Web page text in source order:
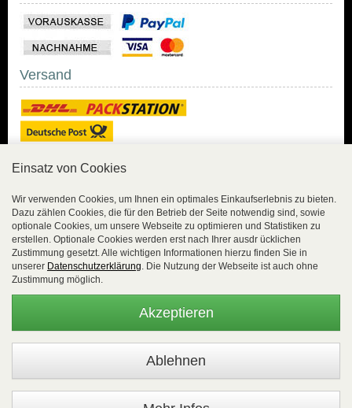
Versand
Sicher Einkaufen mit
Trusted Shops und
Geld-zurück-Garantie.
lückenlos verschlüsselt
übertragen.
Die Shop-Server sind PCI-zertifiziert.
+49 (0)2654 8839818 - Fax: 02654 883 9820 -
Einsatz von Cookies
Wir verwenden Cookies, um Ihnen ein optimales Einkaufserlebnis zu bieten.
Dazu zählen Cookies, die für den Betrieb der Seite notwendig sind, sowie
optionale Cookies, um unsere Webseite zu optimieren und Statistiken zu
erstellen. Optionale Cookies werden erst nach Ihrer ausdr ücklichen
Zustimmung gesetzt. Alle wichtigen Informationen hierzu finden Sie in
unserer Datenschutzerklärung. Die Nutzung der Webseite ist auch ohne
Zustimmung möglich.
Akzeptieren